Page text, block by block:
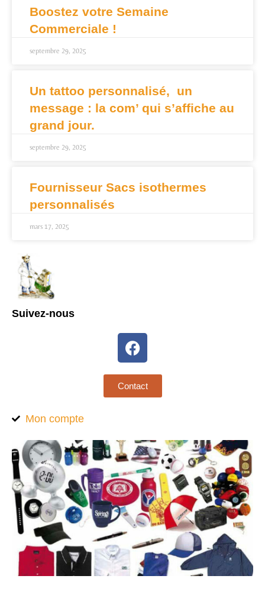
Boostez votre Semaine
Commerciale !
septembre 29, 2025
Un tattoo personnalisé, un
message : la com’ qui s’affiche au
grand jour.
septembre 29, 2025
Fournisseur Sacs isothermes
personnalisés
mars 17, 2025
Suivez-nous
Contact
Mon compte